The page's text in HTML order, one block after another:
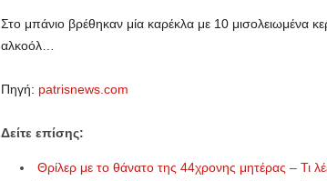
Στο μπάνιο βρέθηκαν μία καρέκλα με 10 μισολειωμένα
αλκοόλ…
Πηγή: patrisnews.com
Δείτε επίσης:
Θρίλερ με το θάνατο της 44χρονης μητέρας – Τι